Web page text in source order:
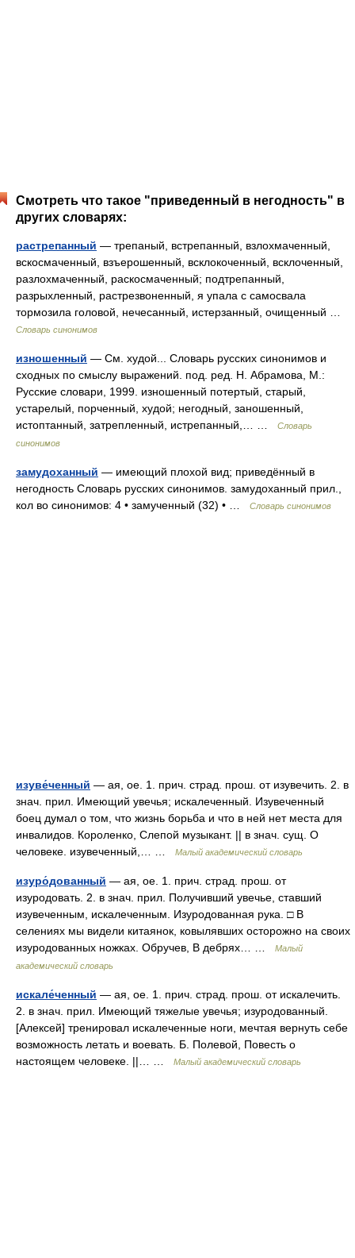
Смотреть что такое "приведенный в негодность" в
других словарях:
растрепанный — трепаный, встрепанный, взлохмаченный,
вскосмаченный, взъерошенный, всклокоченный, всклоченный,
разлохмаченный, раскосмаченный; подтрепанный,
разрыхленный, растрезвоненный, я упала с самосвала
тормозила головой, нечесанный, истерзанный, очищенный …
Словарь синонимов
изношенный — См. худой... Словарь русских синонимов и
сходных по смыслу выражений. под. ред. Н. Абрамова, М.:
Русские словари, 1999. изношенный потертый, старый,
устарелый, порченный, худой; негодный, заношенный,
истоптанный, затрепленный, истрепанный,… …
Словарь
синонимов
замудоханный — имеющий плохой вид; приведённый в
негодность Словарь русских синонимов. замудоханный прил.,
кол во синонимов: 4 • замученный (32) • …
Словарь синонимов
изуве́ченный — ая, ое. 1. прич. страд. прош. от изувечить. 2. в
знач. прил. Имеющий увечья; искалеченный. Изувеченный
боец думал о том, что жизнь борьба и что в ней нет места для
инвалидов. Короленко, Слепой музыкант. || в знач. сущ. О
человеке. изувеченный,… …
Малый академический словарь
изуро́дованный — ая, ое. 1. прич. страд. прош. от
изуродовать. 2. в знач. прил. Получивший увечье, ставший
изувеченным, искалеченным. Изуродованная рука. □ В
селениях мы видели китаянок, ковылявших осторожно на своих
изуродованных ножках. Обручев, В дебрях… …
Малый
академический словарь
искале́ченный — ая, ое. 1. прич. страд. прош. от искалечить.
2. в знач. прил. Имеющий тяжелые увечья; изуродованный.
[Алексей] тренировал искалеченные ноги, мечтая вернуть себе
возможность летать и воевать. Б. Полевой, Повесть о
настоящем человеке. ||… …
Малый академический словарь